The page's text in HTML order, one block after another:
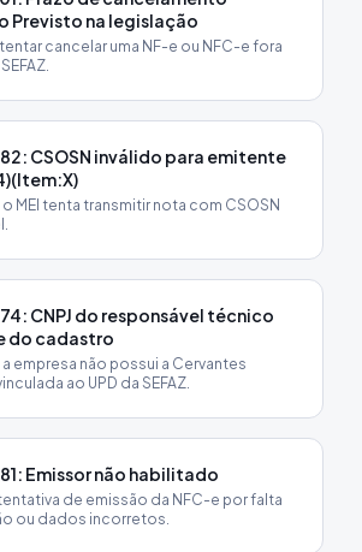
Previsto na legislação
cancelar uma NF-e ou NFC-e fora
CSOSN inválido para emitente
MEI tenta transmitir nota com CSOSN
CNPJ do responsável técnico
do cadastro
empresa não possui a Cervantes
ao UPD da SEFAZ.
Emissor não habilitado
de emissão da NFC-e por falta
ou dados incorretos.